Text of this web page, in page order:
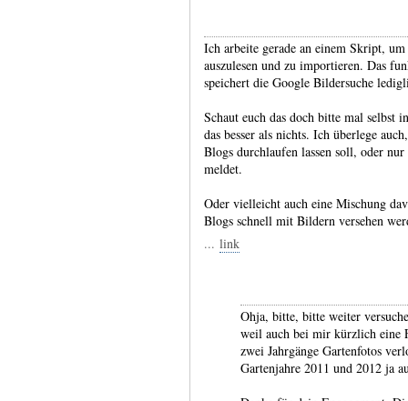
Ich arbeite gerade an einem Skript,
auszulesen und zu importieren. Das
speichert die Google Bildersuche
Schaut euch das doch bitte mal selbst
das besser als nichts. Ich überlege
Blogs durchlaufen lassen soll, oder
meldet.
Oder vielleicht auch eine Mischung
Blogs schnell mit Bildern versehen
... link
Ohja, bitte, bitte weiter
weil auch bei mir kürzlich eine
zwei Jahrgänge Gartenfotos
Gartenjahre 2011 und 2012 ja